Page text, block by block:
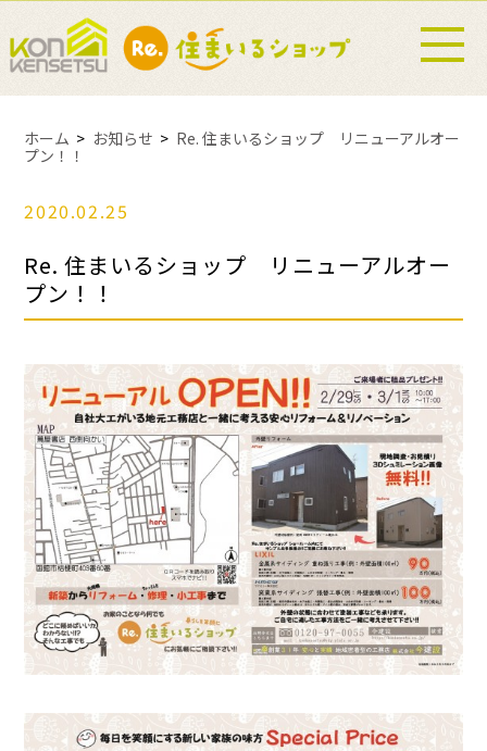
ホーム お知らせ
Re. 住まいるショップ リニューアルオー
プン！！
2020.02.25
Re. 住まいるショップ リニューアルオー
プン！！